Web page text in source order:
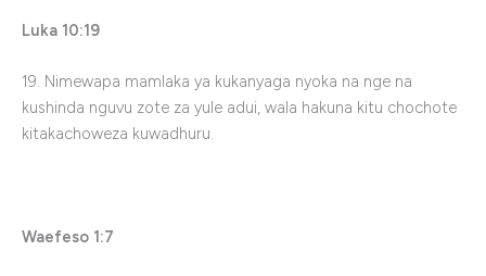
Luka 10:19
19. Nimewapa mamlaka ya kukanyaga nyoka na nge na
kushinda nguvu zote za yule adui, wala hakuna kitu chochote
kitakachoweza kuwadhuru.
Waefeso 1:7